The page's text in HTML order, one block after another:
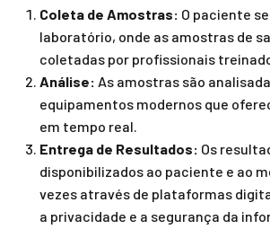
Coleta de Amostras: O paciente
laboratório, onde as amostras de
coletadas por profissionais
Análise: As amostras são
equipamentos modernos que
em tempo real.
Entrega de Resultados: Os
disponibilizados ao paciente e ao
vezes através de plataformas
a privacidade e a segurança da